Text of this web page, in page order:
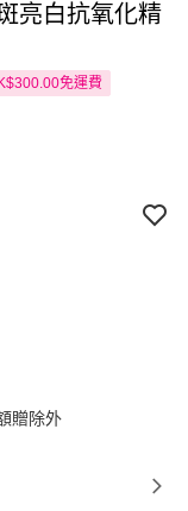
亮白抗氧化精
免運費
贈除外